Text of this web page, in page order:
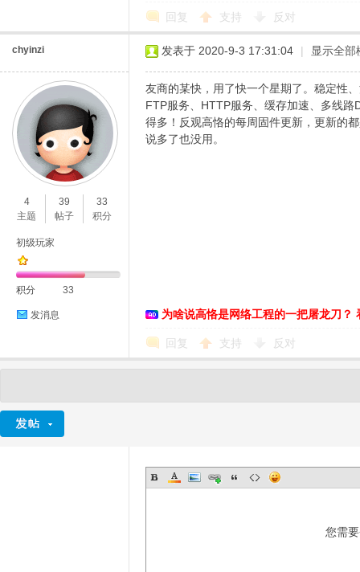
回复 支持 反对
chyinzi
4
主题
39
帖子
33
积分
初级玩家
积分 33
发消息
发表于 2020-9-3 17:31:04 | 显示全部
友商的某快，用了快一个星期了。稳定性
FTP服务、HTTP服务、缓存加速、多线
得多！反观高恪的每周固件更新，更新的
说多了也没用。
为啥说高恪是网络工程的一把屠龙刀？
回复 支持 反对
您需